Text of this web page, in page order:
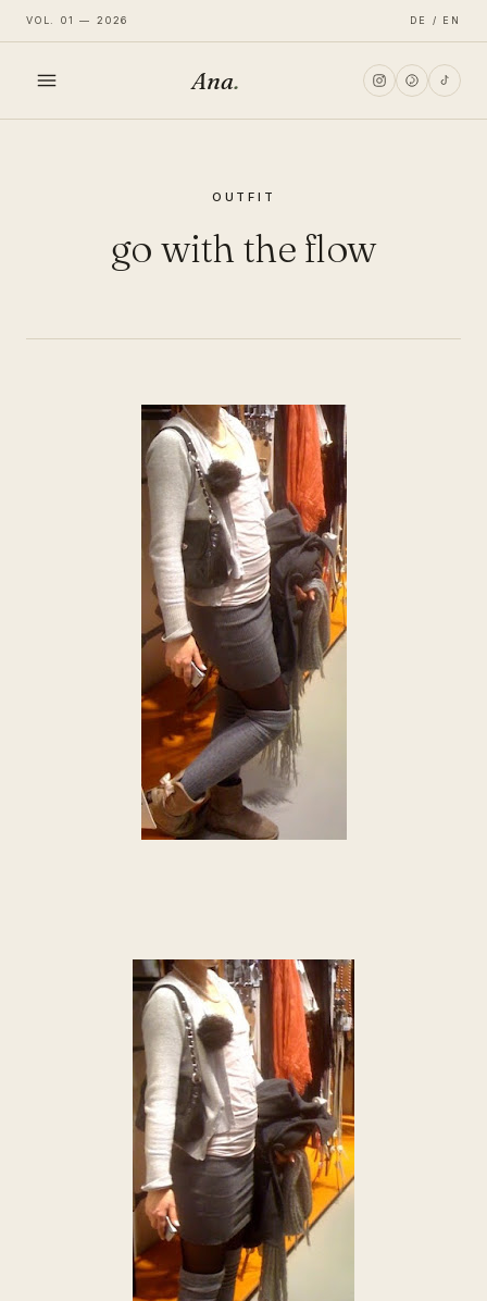
VOL. 01 — 2026 DE / EN
LIFESTYLE
Ana.
OUTFIT
go with the flow